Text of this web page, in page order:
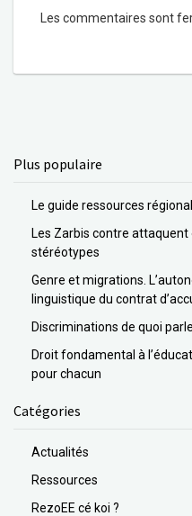
Les commentaires sont
Plus populaire
Le guide ressources régional
Les Zarbis contre attaquent
stéréotypes
Genre et migrations.
linguistique du contrat
Discriminations de quoi
Droit fondamental à
pour chacun
Catégories
Actualités
Ressources
RezoEE cé koi ?